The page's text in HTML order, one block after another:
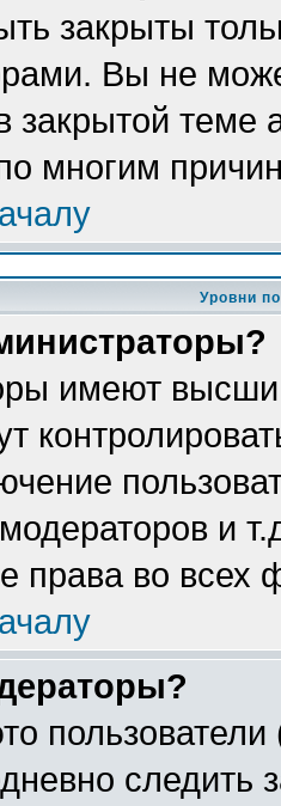
закрыты
Вы не
закрытой теме
многим
Уровни
имеют
и
права во всех
следить